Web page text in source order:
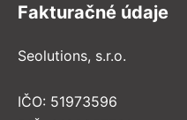
Fakturačné údaje
Seolutions, s.r.o.
IČO: 51973596